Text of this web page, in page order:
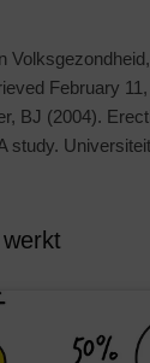
February
BJ (2004).
study.